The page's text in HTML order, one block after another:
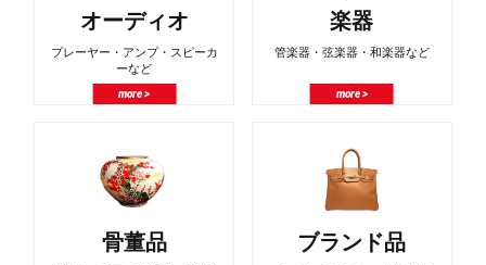
オーディオ
プレーヤー・アンプ・スピーカ
ーなど
more >
楽器
管楽器・弦楽器・和楽器など
more >
骨董品 ブランド品